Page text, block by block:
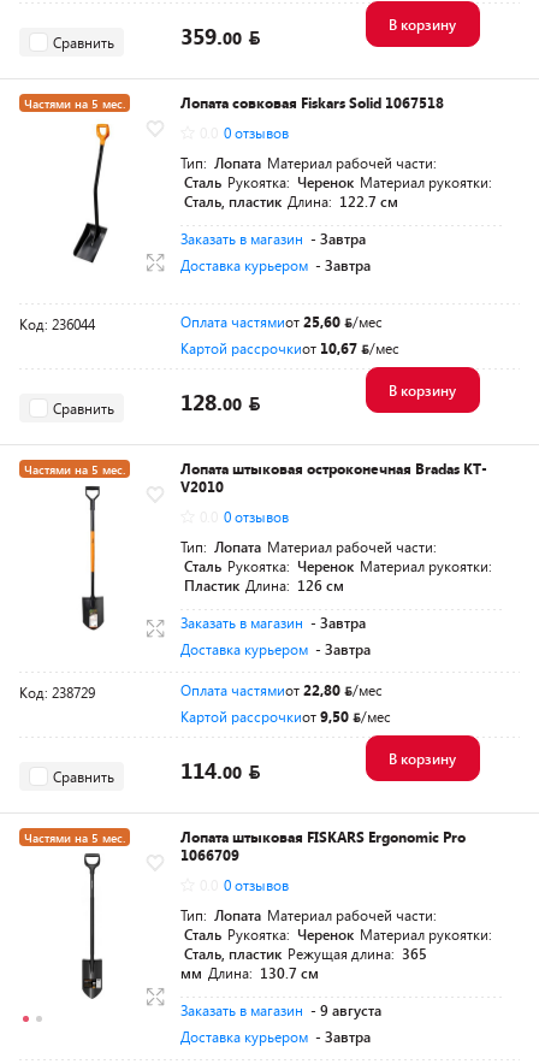
Сравнить 359.00
В корзину
Частями на 5 мес.
Разумная цена
Лопата совковая Fiskars Solid 1067518
0 отзывов
Тип: Лопата Материал рабочей части:
Сталь Рукоятка: Черенок Материал рукоятки:
Сталь, пластик Длина: 122.7 см
Заказать в магазин - Завтра
Доставка курьером - Завтра
Код: 236044 Оплата частямиот25,60
/мес
Картой рассрочкиот 10,67 /мес
Сравнить 128.00
В корзину
Частями на 5 мес.
Разумная цена
Лопата штыковая остроконечная Bradas KT-
V2010
0 отзывов
Тип: Лопата Материал рабочей части:
Сталь Рукоятка: Черенок Материал рукоятки:
Пластик Длина: 126 см
Заказать в магазин - Завтра
Доставка курьером - Завтра
Код: 238729 Оплата частямиот22,80
/мес
Картой рассрочкиот9,50 /мес
Сравнить 114.00
В корзину
Частями на 5 мес.
Разумная цена
Лопата штыковая FISKARS Ergonomic Pro
1066709
0 отзывов
Тип: Лопата Материал рабочей части:
Сталь Рукоятка: Черенок Материал рукоятки:
Сталь, пластик Режущая длина: 365
мм Длина: 130.7 см
Заказать в магазин - 9 августа
Доставка курьером - Завтра